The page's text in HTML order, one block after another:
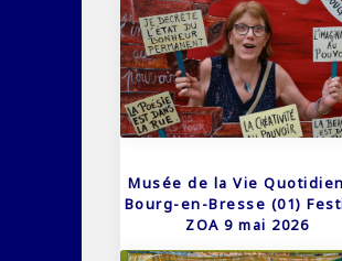
Musée de la Vie
Bourg-en-Bresse (01)
ZOA 9 mai 2026